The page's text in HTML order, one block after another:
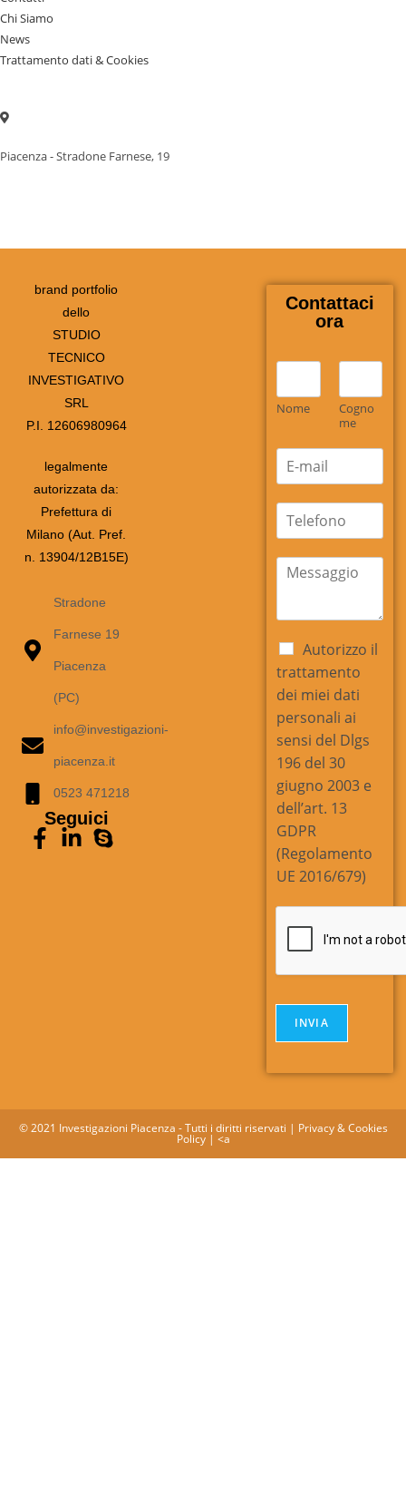
Chi Siamo
News
Trattamento dati & Cookies
Piacenza - Stradone Farnese, 19
brand portfolio
dello
STUDIO
TECNICO
INVESTIGATIVO
SRL
P.I. 12606980964
legalmente
autorizzata da:
Prefettura di
Milano (Aut. Pref.
n. 13904/12B15E)
Stradone
Farnese 19
Piacenza
(PC)
info@investigazioni-
piacenza.it
0523 471218
Seguici
Contattaci
ora
N
m
Nome
Cogno
me
E
m
it
e
n
o
m
s
a
g
g
i
o
*
C
a
s
e
l
l
e
d
i
S
p
u
n
t
Autorizzo il
trattamento
dei miei dati
personali ai
sensi del Dlgs
196 del 30
giugno 2003 e
dell’art. 13
GDPR
(Regolamento
UE 2016/679)
INVIA
© 2021 Investigazioni Piacenza - Tutti i diritti riservati | Privacy & Cookies
Policy | <a